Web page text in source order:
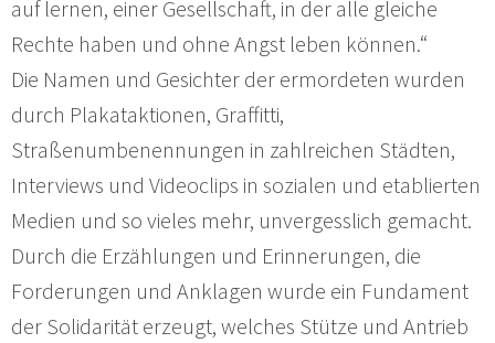
auf lernen, einer Gesellschaft, in der alle gleiche
Rechte haben und ohne Angst leben können.“
Die Namen und Gesichter der ermordeten wurden
durch Plakataktionen, Graffitti,
Straßenumbenennungen in zahlreichen Städten,
Interviews und Videoclips in sozialen und etablierten
Medien und so vieles mehr, unvergesslich gemacht.
Durch die Erzählungen und Erinnerungen, die
Forderungen und Anklagen wurde ein Fundament
der Solidarität erzeugt, welches Stütze und Antrieb